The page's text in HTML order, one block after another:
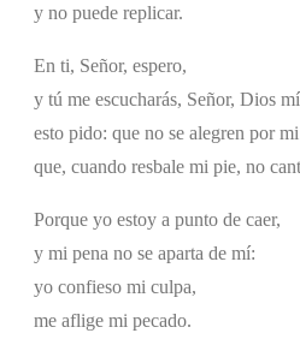
y no puede replicar.
En ti, Señor, espero,
y tú me escucharás, Señor, Dios
esto pido: que no se alegren por mi
que, cuando resbale mi pie, no
Porque yo estoy a punto de caer,
y mi pena no se aparta de mí:
yo confieso mi culpa,
me aflige mi pecado.